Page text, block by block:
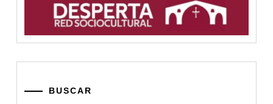
BUSCAR